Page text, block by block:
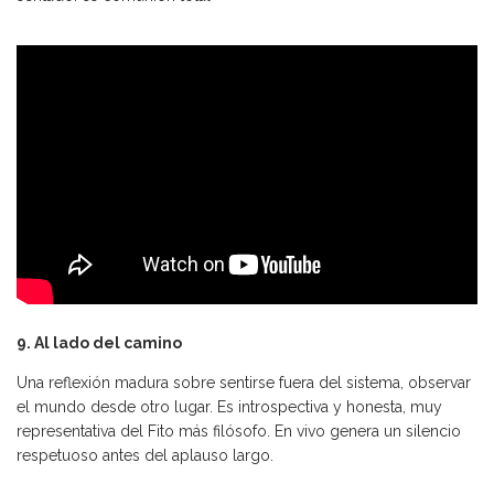
9. Al lado del camino
Una reflexión madura sobre sentirse fuera del sistema, observar
el mundo desde otro lugar. Es introspectiva y honesta, muy
representativa del Fito más filósofo. En vivo genera un silencio
respetuoso antes del aplauso largo.